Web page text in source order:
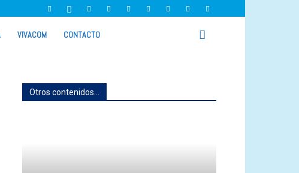
VIVACOM CONTACTO
Otros contenidos...